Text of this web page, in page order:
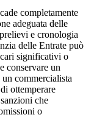
completamente
adeguata delle
e cronologia
delle Entrate può
significativi o
conservare un
commercialista
ottemperare
che
o